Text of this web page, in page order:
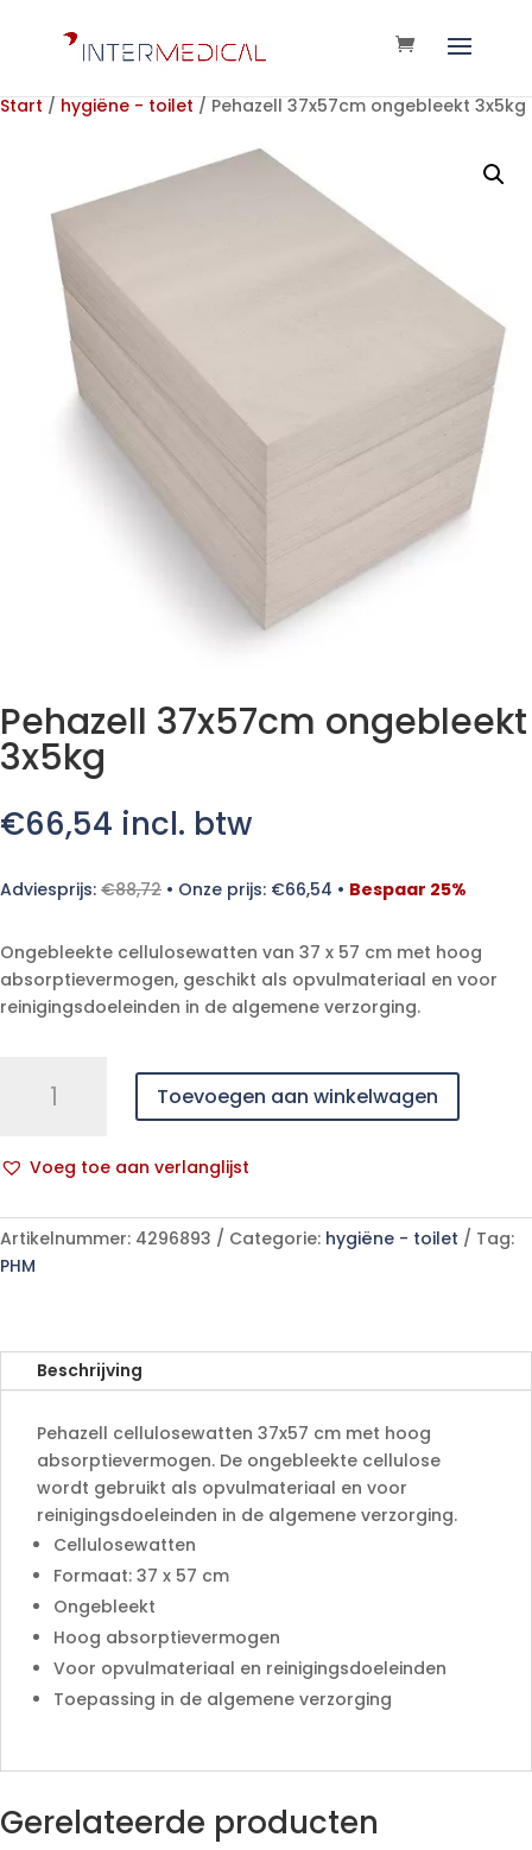
Start / hygiëne - toilet / Pehazell 37x57cm ongebleekt 3x5kg
Pehazell 37x57cm ongebleekt
3x5kg
€66,54 incl. btw
Adviesprijs: €88,72 • Onze prijs: €66,54 • Bespaar 25%
Ongebleekte cellulosewatten van 37 x 57 cm met hoog
absorptievermogen, geschikt als opvulmateriaal en voor
reinigingsdoeleinden in de algemene verzorging.
37x57cm
aantal
Toevoegen aan winkelwagen
Voeg toe aan verlanglijst
l
t
e
a
t
Artikelnummer: 4296893 Categorie: hygiëne - toilet
Tag:
PHM
Beschrijving
Pehazell cellulosewatten 37x57 cm met hoog
absorptievermogen. De ongebleekte cellulose
wordt gebruikt als opvulmateriaal en voor
reinigingsdoeleinden in de algemene verzorging.
Cellulosewatten
Formaat: 37 x 57 cm
Ongebleekt
Hoog absorptievermogen
Voor opvulmateriaal en reinigingsdoeleinden
Toepassing in de algemene verzorging
Gerelateerde producten